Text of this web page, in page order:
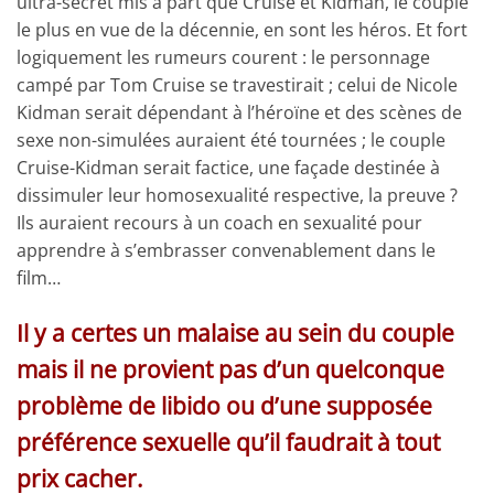
le plus en vue de la décennie, en sont les héros. Et fort
logiquement les rumeurs courent : le personnage
campé par Tom Cruise se travestirait ; celui de Nicole
Kidman serait dépendant à l’héroïne et des scènes de
sexe non-simulées auraient été tournées ; le couple
Cruise-Kidman serait factice, une façade destinée à
dissimuler leur homosexualité respective, la preuve ?
Ils auraient recours à un coach en sexualité pour
apprendre à s’embrasser convenablement dans le
film…
Il y a certes un malaise au sein du couple
mais il ne provient pas d’un quelconque
problème de libido ou d’une supposée
préférence sexuelle qu’il faudrait à tout
prix cacher.